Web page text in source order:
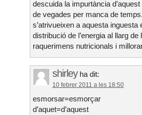
descuida la impurtància
de vegades per manca de
s’atrivueixen a aquesta
distribució de l’energia al llarg
raquerimens nutricionals i
shirley ha dit:
10 febrer 2011 a les 18:50
esmorsar=esmorçar
d’aquet=d’aquest